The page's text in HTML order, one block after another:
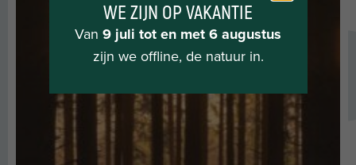
WE ZIJN OP VAKANTIE
Van 9 juli tot en met 6 augustus
zijn we offline, de natuur in.